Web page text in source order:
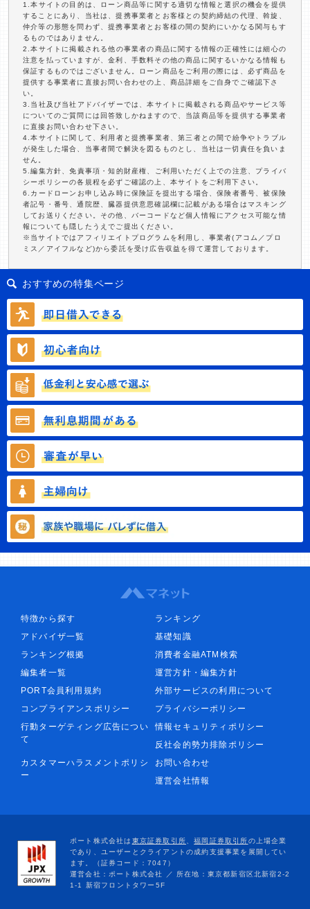
1.本サイトの目的は、ローン商品等に関する適切な情報と選択の機会を提供
することにあり、当社は、提携事業者とお客様との契約締結の代理、斡旋、
仲介等の形態を問わず、提携事業者とお客様の間の契約にいかなる関与もす
るものではありません。
2.本サイトに掲載される他の事業者の商品に関する情報の正確性には細心の
注意を払っていますが、金利、手数料その他の商品に関するいかなる情報も
保証するものではございません。ローン商品をご利用の際には、必ず商品を
提供する事業者に直接お問い合わせの上、商品詳細をご自身でご確認下さ
い。
3.当社及び当社アドバイザーでは、本サイトに掲載される商品やサービス等
についてのご質問には回答致しかねますので、当該商品等を提供する事業者
に直接お問い合わせ下さい。
4.本サイトに関して、利用者と提携事業者、第三者との間で紛争やトラブル
が発生した場合、当事者間で解決を図るものとし、当社は一切責任を負いま
せん。
5.編集方針、免責事項・知的財産権、ご利用いただく上での注意、プライバ
シーポリシーの各規程を必ずご確認の上、本サイトをご利用下さい。
6.カードローンお申し込み時に保険証を提出する場合、保険者番号、被保険
者記号・番号、通院歴、臓器提供意思確認欄に記載がある場合はマスキング
してお送りください。その他、バーコードなど個人情報にアクセス可能な情
報についても隠したうえでご提出ください。
※当サイトではアフィリエイトプログラムを利用し、事業者(アコム／プロ
ミス／アイフルなど)から委託を受け広告収益を得て運営しております。
おすすめの特集ページ
特徴から探す
ランキング
アドバイザ一覧
基礎知識
ランキング根拠
消費者金融ATM検索
編集者一覧
運営方針・編集方針
PORT会員利用規約
外部サービスの利用について
コンプライアンスポリシー
プライバシーポリシー
行動ターゲティング広告につい
て
情報セキュリティポリシー
反社会的勢力排除ポリシー
カスタマーハラスメントポリシ
ー
お問い合わせ
運営会社情報